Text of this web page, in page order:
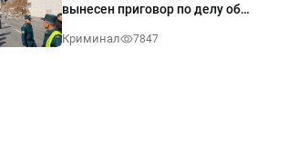
вынесен приговор по делу об
Ташкенте
Криминал 7847